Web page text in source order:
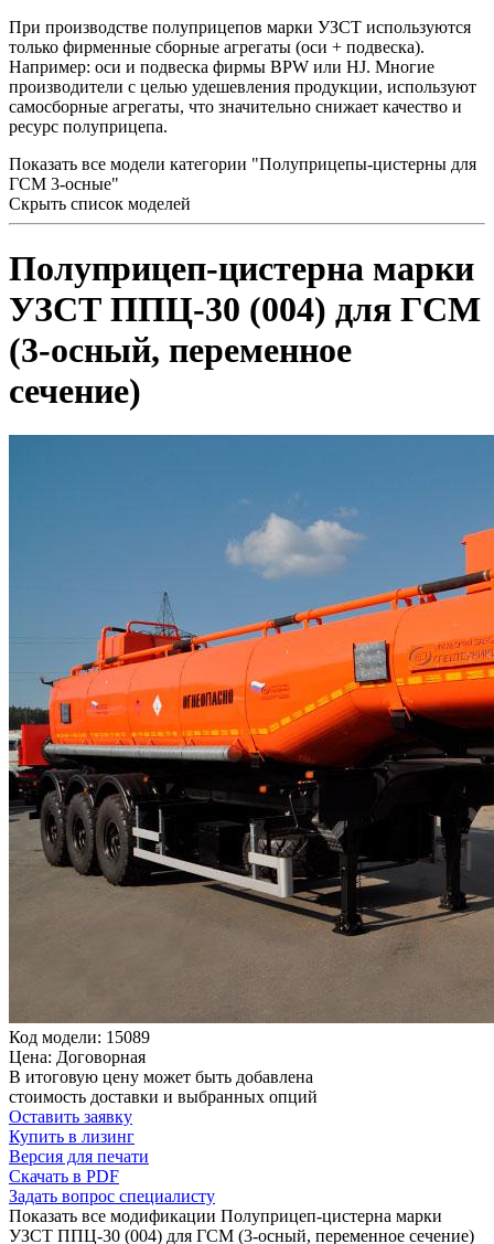
При производстве полуприцепов марки УЗСТ используются
только фирменные сборные агрегаты (оси + подвеска).
Например: оси и подвеска фирмы BPW или HJ. Многие
производители с целью удешевления продукции, используют
самосборные агрегаты, что значительно снижает качество и
ресурс полуприцепа.
Показать все модели категории "Полуприцепы-цистерны для
ГСМ 3-осные"
Скрыть список моделей
Полуприцеп-цистерна марки
УЗСТ ППЦ-30 (004) для ГСМ
(3-осный, переменное
сечение)
Код модели: 15089
Цена: Договорная
В итоговую цену может быть добавлена
стоимость доставки и выбранных опций
Оставить заявку
Купить в лизинг
Версия для печати
Скачать в PDF
Задать вопрос специалисту
Показать все модификации Полуприцеп-цистерна марки
УЗСТ ППЦ-30 (004) для ГСМ (3-осный, переменное сечение)